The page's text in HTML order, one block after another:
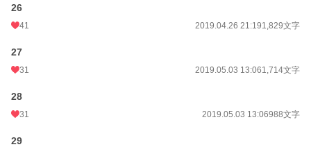
26
41 2019.04.26 21:191,829文字
27
31 2019.05.03 13:061,714文字
28
31 2019.05.03 13:06988文字
29